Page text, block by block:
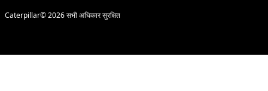
Caterpillar© 2026 सभी अधिकार सुरक्षित